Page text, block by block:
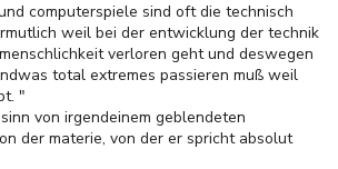
computerspiele sind oft die technisch
weil bei der entwicklung der technik
verloren geht und deswegen
total extremes passieren muß weil
"
von irgendeinem geblendeten
der materie, von der er spricht absolut